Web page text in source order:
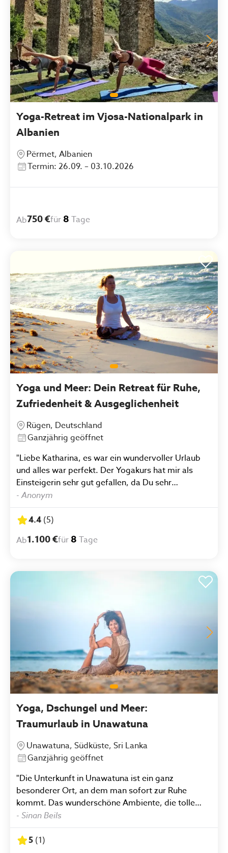
Yoga-Retreat im Vjosa-Nationalpark in
Albanien
Përmet, Albanien
Termin: 26.09. – 03.10.2026
Ab750 €für 8 Tage
Yoga und Meer: Dein Retreat für Ruhe,
Zufriedenheit & Ausgeglichenheit
Rügen, Deutschland
Ganzjährig geöffnet
"Liebe Katharina, es war ein wundervoller Urlaub
und alles war perfekt. Der Yogakurs hat mir als
Einsteigerin sehr gut gefallen, da Du sehr
individuell auf uns und die einzelnen Bedürfnisse
eingegangen bist. … und das Frühstück und
Abendessen war einfach nur lecker!"
- Anonym
4.4 (5)
Ab1.100 €für 8 Tage
Yoga, Dschungel und Meer:
Traumurlaub in Unawatuna
Unawatuna, Südküste, Sri Lanka
Ganzjährig geöffnet
"Die Unterkunft in Unawatuna ist ein ganz
besonderer Ort, an dem man sofort zur Ruhe
kommt. Das wunderschöne Ambiente, die tolle
Lage mitten im Grünen und die angenehme Stille
schaffen eine sehr entspannte Atmosphäre. Das
gesamte Team ist unglaublich freundlich und
- Sinan Beils
5 (1)